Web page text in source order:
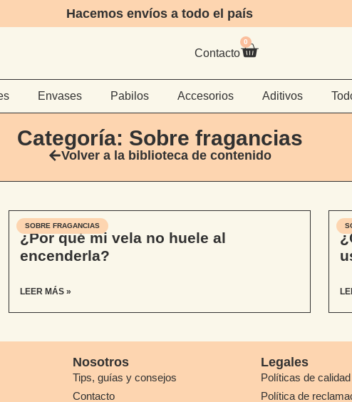
Hacemos envíos a todo el país
Contacto
0
Envases Pabilos Accesorios Aditivos
Categoría: Sobre fragancias
Volver a la biblioteca de contenido
SOBRE FRAGANCIAS
¿Por qué mi vela no huele al
encenderla?
LEER MÁS »
Nosotros
Tips, guías y consejos
Contacto
Legales
Políticas de calidad
Política de